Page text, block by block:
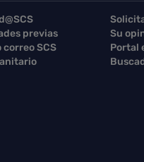
previas
Su
correo SCS
Portal